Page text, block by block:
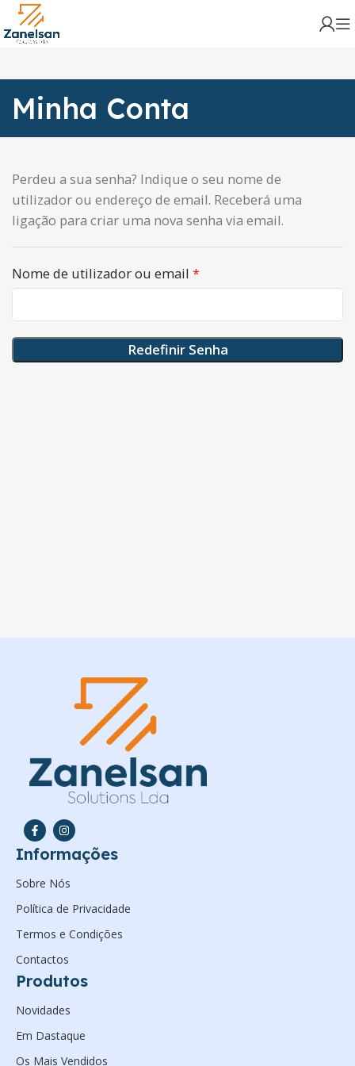
Minha Conta
Perdeu a sua senha? Indique o seu nome de
utilizador ou endereço de email. Receberá uma
ligação para criar uma nova senha via email.
Nome de utilizador ou email *
Redefinir Senha
Informações
Sobre Nós
Política de Privacidade
Termos e Condições
Contactos
Produtos
Novidades
Em Dastaque
Os Mais Vendidos